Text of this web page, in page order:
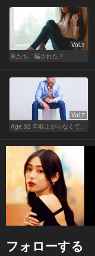
Vol.1
私たち、騙された？
Vol.7
Age,32 年収上がらなくて。
フォローする